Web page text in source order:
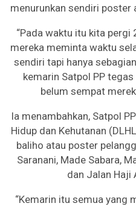
menurunkan sendiri poster
“Pada waktu itu kita pergi
mereka meminta waktu
sendiri tapi hanya
kemarin Satpol PP
belum sempat
Ia menambahkan, Satpol
Hidup dan Kehutanan
baliho atau poster
Saranani, Made Sabara,
dan Jalan Haji
“Kemarin itu semua yang